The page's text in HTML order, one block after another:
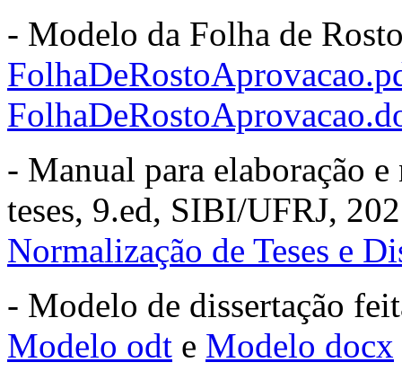
- Modelo da Folha de
- Manual para elaboração
teses, 9.ed, SIBI/UFRJ,
Normalização de Teses e
- Modelo de dissertação
Modelo odt e Modelo docx